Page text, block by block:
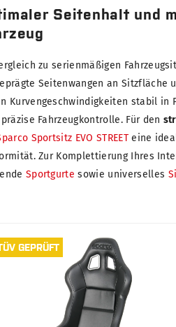
Seitenhalt und
zu serienmäßigen
Seitenwangen an Sitzfläche
Kurvengeschwindigkeiten stabil
Fahrzeugkontrolle. Für den
Sportsitz EVO STREETeine
Zur Komplettierung Ihres
Sportgurte sowie universelles
GEPRÜFT